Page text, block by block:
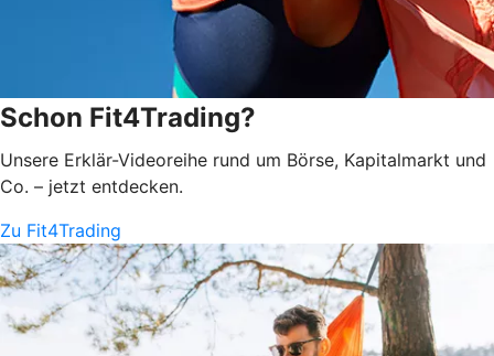
Schon Fit4Trading?
Unsere Erklär-Videoreihe rund um Börse, Kapitalmarkt und
Co. – jetzt entdecken.
Zu Fit4Trading